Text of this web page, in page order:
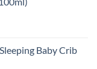
Baby Crib